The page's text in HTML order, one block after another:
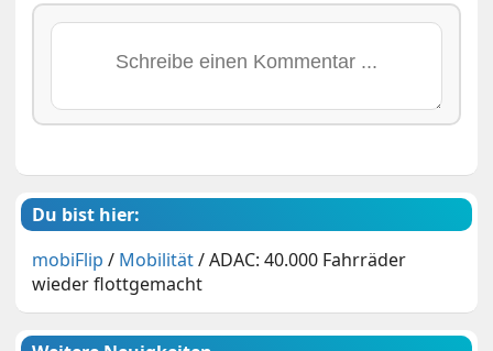
Du bist hier:
mobiFlip / Mobilität/ADAC: 40.000 Fahrräder
wieder flottgemacht